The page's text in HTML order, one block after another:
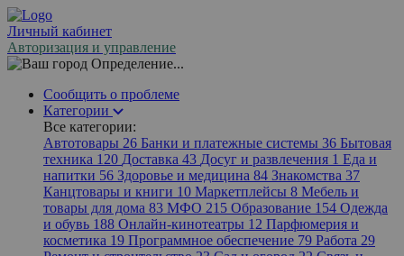
Личный кабинет
Авторизация и управление
Определение...
Сообщить о проблеме
Категории
Все категории:
Автотовары 26 Банки и платежные системы 36 Бытовая
техника 120 Доставка 43 Досуг и развлечения 1 Еда и
напитки 56 Здоровье и медицина 84 Знакомства 37
Канцтовары и книги 10 Маркетплейсы 8 Мебель и
товары для дома 83 МФО 215 Образование 154 Одежда
и обувь 188 Онлайн-кинотеатры 12 Парфюмерия и
косметика 19 Программное обеспечение 79 Работа 29